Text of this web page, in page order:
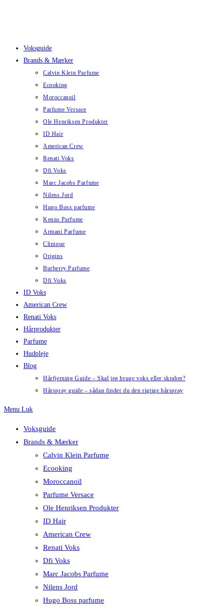
Voksguide
Brands & Mærker
Calvin Klein Parfume
Ecooking
Moroccanoil
Parfume Versace
Ole Henriksen Produkter
ID Hair
American Crew
Renati Voks
Dfi Voks
Marc Jacobs Parfume
Nilens Jord
Hugo Boss parfume
Kenzo Parfume
Armani Parfume
Clinique
Origins
Burberry Parfume
Dfi Voks
ID Voks
American Crew
Renati Voks
Hårprodukter
Parfume
Hudpleje
Blog
Hårfjerning Guide – Skal jeg bruge voks eller skraber?
Hårspray guide – sådan finder du den rigtige hårspray
Menu Luk
Voksguide
Brands & Mærker
Calvin Klein Parfume
Ecooking
Moroccanoil
Parfume Versace
Ole Henriksen Produkter
ID Hair
American Crew
Renati Voks
Dfi Voks
Marc Jacobs Parfume
Nilens Jord
Hugo Boss parfume